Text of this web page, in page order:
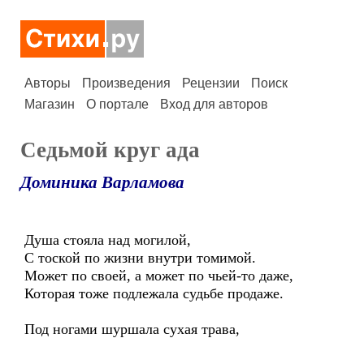
Авторы Произведения Рецензии
Поиск
Магазин
О портале Вход для авторов
Седьмой круг ада
Доминика Варламова
Душа стояла над могилой,
С тоской по жизни внутри томимой.
Может по своей, а может по чьей-то даже,
Которая тоже подлежала судьбе продаже.
Под ногами шуршала сухая трава,